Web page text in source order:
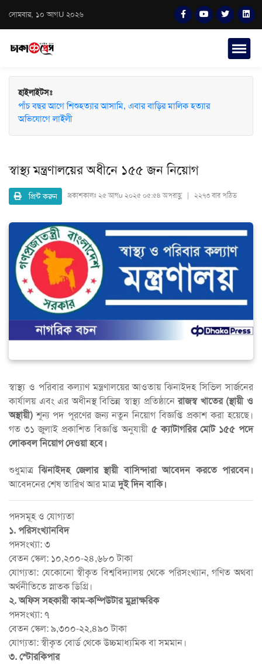
সোমবার, ১০ আগU ২০২৬
হাইলাইটসঃ
পাঁচ বছর আগে শিশুহত্যার আসামি, এবার বাড়ির মালিক হত্যার
অভিযোগে লাইলী
স্বাস্থ্য মন্ত্রণালয়ের অধীনে ১৫৫ জন নিয়োগ
প্রিন্ট করুন প্রকাশকালঃ ২৫ আগu ২০২৫ ০৫:৫৪ অপরাহ্ণ | ২২৭৩ বার পঠিত
স্বাস্থ্য ও পরিবার কল্যাণ মন্ত্রণালয়ের আওতায় ঝিনাইদহ সিভিল সার্জনের
কার্যালয় এবং এর অধীনস্থ বিভিন্ন স্বাস্থ্য প্রতিষ্ঠানেরাজস্ব খাতের (স্থায়ী ও
অস্থায়ী) শূন্য পদ পূরণের জন্য নতুন নিয়োগ বিজ্ঞপ্তি প্রকাশ করা হয়েছে।
গত ৩১ জুলাই প্রকাশিত বিজ্ঞপ্তি অনুযায়ী ৫ ক্যাটাগরির মোট ১৫৫ পদে
লোকবল নিয়োগ দেওয়া হবে।
শুধুমাত্রঝিনাইদহ জেলার স্থায়ী বাসিন্দারা আবেদন করতে পারবেন।
আবেদনের শেষ তারিখ আর মাত্রদুই দিন বাকি।
পদসমূহ ও যোগ্যতা
১. পরিসংখ্যানবিদ
পদসংখ্যা: ৩
বেতন স্কেল: ১০,২০০-২৪,৬৮০ টাকা
যোগ্যতা: যেকোনো স্বীকৃত বিশ্ববিদ্যালয় থেকে পরিসংখ্যান, গণিত অথবা
অর্থনীতিতে স্নাতক ডিগ্রি।
২. অফিস সহকারী কাম-কম্পিউটার মুদ্রাক্ষরিক
পদসংখ্যা: ৭
বেতন স্কেল: ৯,৩০০-২২,৪৯০ টাকা
যোগ্যতা: স্বীকৃত বোর্ড থেকে উচ্চমাধ্যমিক বা সমমান।
৩. স্টোরকিপার